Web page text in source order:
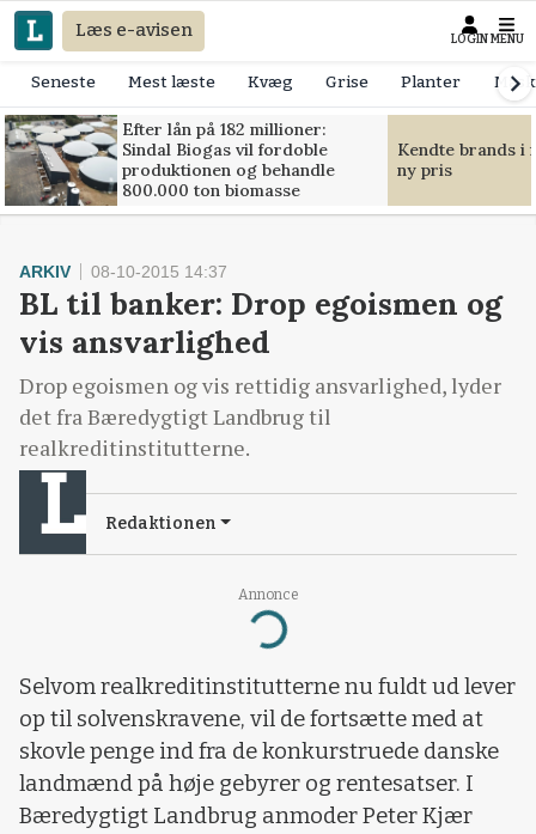
Læs e-avisen LOGIN MENU
Seneste Mest læste Kvæg Grise Planter
Efter lån på 182 millioner:
Sindal Biogas vil fordoble
produktionen og behandle
800.000 ton biomasse
Kendte brands i
ny pris
Annonce
Loading...
ARKIV 08-10-2015 14:37
BL til banker: Drop egoismen og
vis ansvarlighed
Drop egoismen og vis rettidig ansvarlighed, lyder
det fra Bæredygtigt Landbrug til
realkreditinstitutterne.
Redaktionen
Selvom realkreditinstitutterne nu fuldt ud lever
op til solvenskravene, vil de fortsætte med at
skovle penge ind fra de konkurstruede danske
landmænd på høje gebyrer og rentesatser. I
Bæredygtigt Landbrug anmoder Peter Kjær